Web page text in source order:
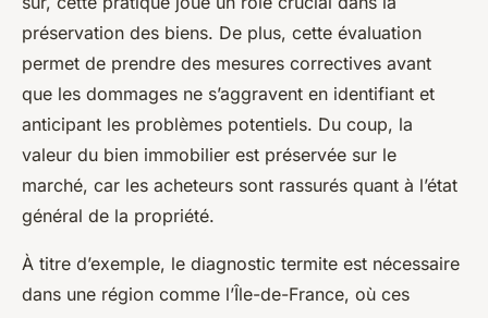
préservation des biens. De plus, cette évaluation
permet de prendre des mesures correctives avant
que les dommages ne s’aggravent en identifiant et
anticipant les problèmes potentiels. Du coup, la
valeur du bien immobilier est préservée sur le
marché, car les acheteurs sont rassurés quant à l’état
général de la propriété.
À titre d’exemple, le diagnostic termite est nécessaire
dans une région comme l’Île-de-France, où ces